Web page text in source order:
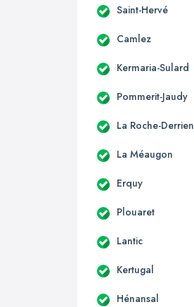
Saint-Hervé
Camlez
Kermaria-Sulard
Pommerit-Jaudy
La Roche-Derrien
La Méaugon
Erquy
Plouaret
Lantic
Kertugal
Hénansal